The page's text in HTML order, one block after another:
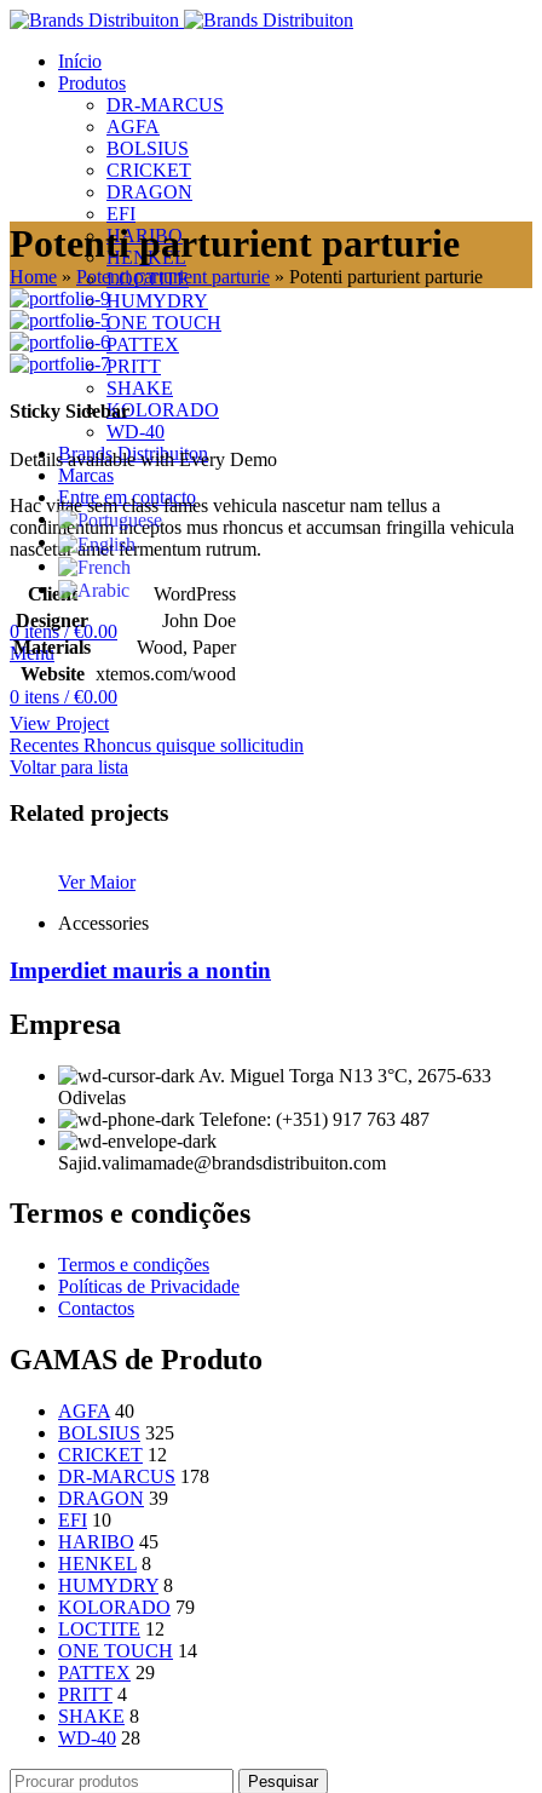
Início
Produtos
DR-MARCUS
AGFA
BOLSIUS
CRICKET
DRAGON
EFI
HARIBO
HENKEL
LOCTITE
HUMYDRY
ONE TOUCH
PATTEX
PRITT
SHAKE
KOLORADO
WD-40
Brands Distribuiton
Marcas
Entre em contacto
0itens / €0.00
Menu
0 itens / €0.00
Potenti parturient parturie
Home » Potenti parturient parturie » Potenti parturient parturie
Sticky Sidebar
Details available with Every Demo
Hac vitae sem class fames vehicula nascetur nam tellus a
condimentum inceptos mus rhoncus et accumsan fringilla vehicula
nascetur amet fermentum rutrum.
Client
WordPress
Designer
John Doe
Materials
Wood, Paper
Website xtemos.com/wood
View Project
Recentes Rhoncus quisque sollicitudin
Voltar para lista
Related projects
Ver Maior
Accessories
Imperdiet mauris a nontin
Empresa
Av. Miguel Torga N13 3°C, 2675-633
Odivelas
Telefone: (+351) 917 763 487
Sajid.valimamade@brandsdistribuiton.com
Termos e condições
Termos e condições
Políticas de Privacidade
Contactos
GAMAS de Produto
AGFA 40
BOLSIUS 325
CRICKET 12
DR-MARCUS 178
DRAGON 39
EFI 10
HARIBO 45
HENKEL 8
HUMYDRY 8
KOLORADO 79
LOCTITE 12
ONE TOUCH 14
PATTEX 29
PRITT 4
SHAKE 8
WD-40 28
Pesquisar